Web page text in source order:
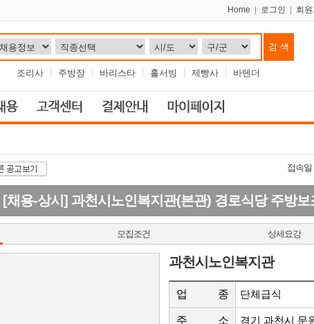
Home 로그인 회원
조리사 주방장 바리스타 홀서빙 제빵사 바텐더
접속일
[채용-상시] 과천시노인복지관(본관) 경로식당 주방
모집조건 상세요강
과천시노인복지관
업 종 단체급식
주 소 경기 과천시 문